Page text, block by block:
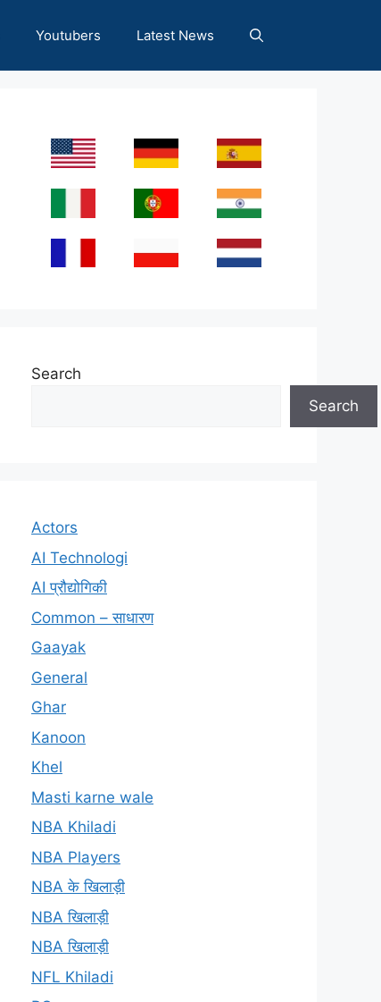
Youtubers Latest News
Search
Search
Actors
AI Technologi
AI प्रौद्योगिकी
Common – साधारण
Gaayak
General
Ghar
Kanoon
Khel
Masti karne wale
NBA Khiladi
NBA Players
NBA के खिलाड़ी
NBA खिलाड़ी
NBA खिलाड़ी
NFL Khiladi